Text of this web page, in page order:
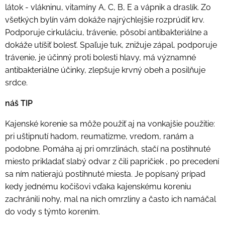
látok - vlákninu, vitamíny A, C, B, E a vápnik a draslík. Zo
všetkých bylín vám dokáže najrýchlejšie rozprúdiť krv.
Podporuje cirkuláciu, trávenie, pôsobí antibakteriálne a
dokáže utíšiť bolesť. Spaľuje tuk, znižuje zápal, podporuje
trávenie, je účinný proti bolesti hlavy, má významné
antibakteriálne účinky, zlepšuje krvný obeh a posilňuje
srdce.
náš TIP
Kajenské korenie sa môže použiť aj na vonkajšie použitie:
pri uštipnutí hadom, reumatizme, vredom, ranám a
podobne. Pomáha aj pri omrzlinách, stačí na postihnuté
miesto prikladať slabý odvar z čili papričiek , po precedení
sa ním natierajú postihnuté miesta. Je popísaný prípad
kedy jednému kočišovi vďaka kajenskému koreniu
zachránili nohy, mal na nich omrzliny a často ich namáčal
do vody s týmto korením.